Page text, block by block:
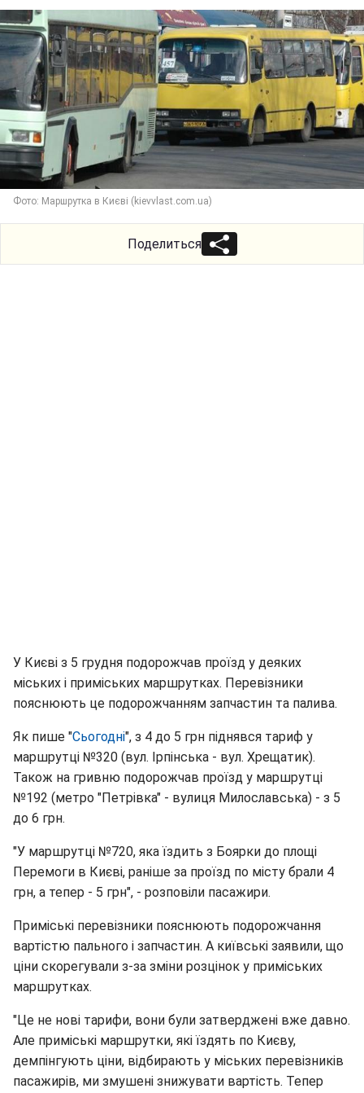
Фото: Маршрутка в Києві (kievvlast.com.ua)
Поделиться
У Києві з 5 грудня подорожчав проїзд у деяких
міських і приміських маршрутках. Перевізники
пояснюють це подорожчанням запчастин та палива.
Як пише "Сьогодні", з 4 до 5 грн піднявся тариф у
маршрутці №320 (вул. Ірпінська - вул. Хрещатик).
Також на гривню подорожчав проїзд у маршрутці
№192 (метро "Петрівка" - вулиця Милославська) - з 5
до 6 грн.
"У маршрутці №720, яка їздить з Боярки до площі
Перемоги в Києві, раніше за проїзд по місту брали 4
грн, а тепер - 5 грн", - розповіли пасажири.
Приміські перевізники пояснюють подорожчання
вартістю пального і запчастин. А київські заявили, що
ціни скорегували з-за зміни розцінок у приміських
маршрутках.
"Це не нові тарифи, вони були затверджені вже давно.
Але приміські маршрутки, які їздять по Києву,
демпінгують ціни, відбирають у міських перевізників
пасажирів, ми змушені знижувати вартість. Тепер